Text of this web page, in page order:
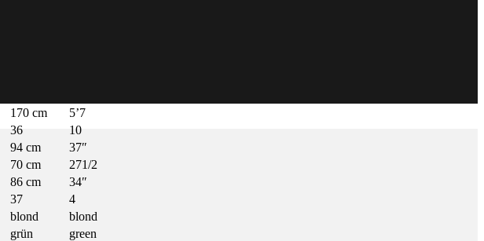
170 cm
5’7
36
10
94 cm
37″
70 cm
271/2
86 cm
34″
37
4
blond
blond
grün green